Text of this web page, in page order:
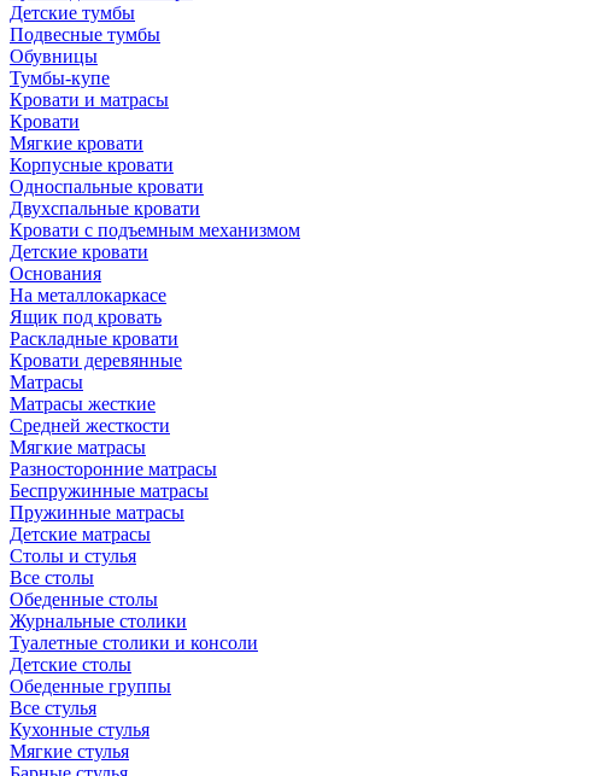
Детские тумбы
Подвесные тумбы
Обувницы
Тумбы-купе
Кровати и матрасы
Кровати
Мягкие кровати
Корпусные кровати
Односпальные кровати
Двухспальные кровати
Кровати с подъемным механизмом
Детские кровати
Основания
На металлокаркасе
Ящик под кровать
Раскладные кровати
Кровати деревянные
Матрасы
Матрасы жесткие
Средней жесткости
Мягкие матрасы
Разносторонние матрасы
Беспружинные матрасы
Пружинные матрасы
Детские матрасы
Столы и стулья
Все столы
Обеденные столы
Журнальные столики
Туалетные столики и консоли
Детские столы
Обеденные группы
Все стулья
Кухонные стулья
Мягкие стулья